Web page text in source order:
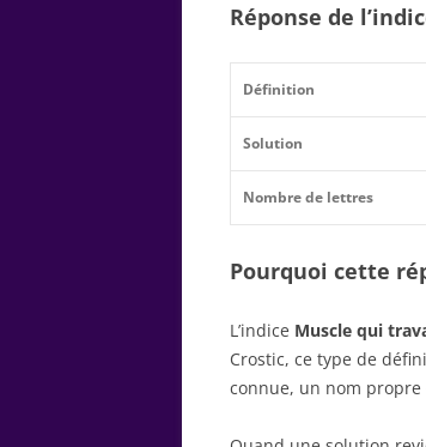
Réponse de
Définition
Solution
Nombre de lettres
Pourquoi cette
L’indice Muscle qui
Crostic, ce type de
connue, un nom